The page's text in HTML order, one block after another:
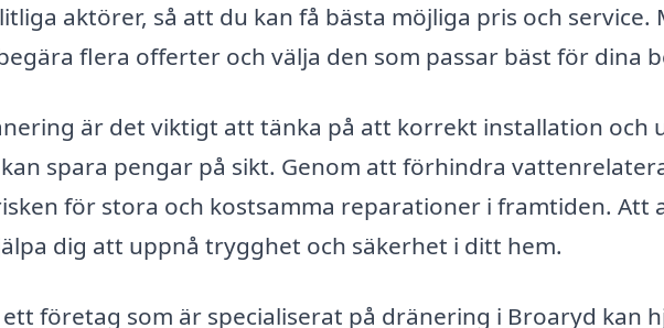
aktörer, så att du kan få bästa möjliga pris och service.
flera offerter och välja den som passar bäst för dina
är det viktigt att tänka på att korrekt installation och
spara pengar på sikt. Genom att förhindra
för stora och kostsamma reparationer i framtiden. Att
dig att uppnå trygghet och säkerhet i ditt hem.
företag som är specialiserat på dränering i Broaryd kan